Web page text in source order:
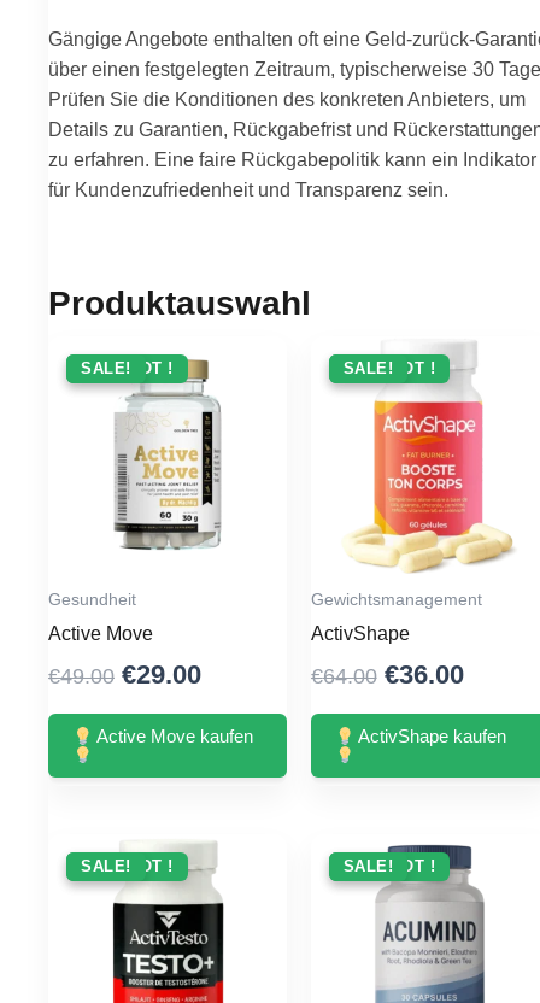
Gängige Angebote enthalten oft eine Geld-zurück-
über einen festgelegten Zeitraum, typischerweise 30
Prüfen Sie die Konditionen des konkreten Anbieters, um
Details zu Garantien, Rückgabefrist und
zu erfahren. Eine faire Rückgabepolitik kann ein Indikator
für Kundenzufriedenheit und Transparenz sein.
Produktauswahl
ANGEBOT !
SALE!
Gesundheit
Active Move
€49.00 Original
price
was:
€49.00.
€29.00Current
price
is:
€29.00.
Active Move kaufen
ANGEBOT !
SALE!
Gewichtsmanagement
ActivShape
€64.00 Original
price
was:
€64.00.
€36.00
price
is:
ActivShape kaufen
ANGEBOT !
SALE! ANGEBOT !
SALE!